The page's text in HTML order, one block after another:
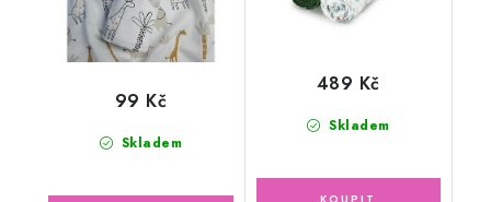
Skladem
99 Kč
Skladem
489 Kč